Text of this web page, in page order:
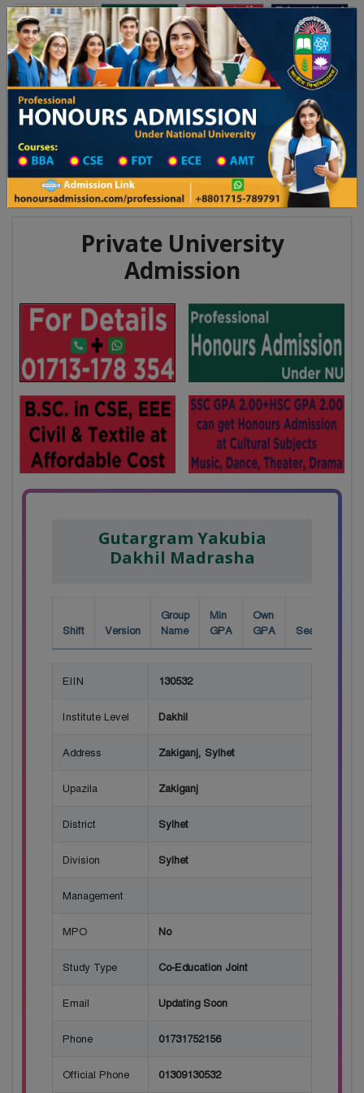
Toggle navigation অনার্স ভর্তি প্রফেশনাল অনার্স
Updates
২০২৫-২৬ শিক্ষাবর্ষের ১ম বর্ষের ভর্তি আবেদন বিজ্ঞপ্তি ঢাকা বিশ্ববিদ্যালয় ২০২৫-২৬
Madrasah in Sylhet District
Madrasah List
Madrasah Information
Private University
Admission
Gutargram Yakubia
Dakhil Madrasha
Shift Version
Group
Name
Min
GPA
Own
GPA
Seat
EIIN 130532
Institute Level Dakhil
Address Zakiganj, Sylhet
Upazila Zakiganj
District Sylhet
Division Sylhet
Management
MPO No
Study Type Co-Education Joint
Email Updating Soon
Phone 01731752156
Official Phone 01309130532